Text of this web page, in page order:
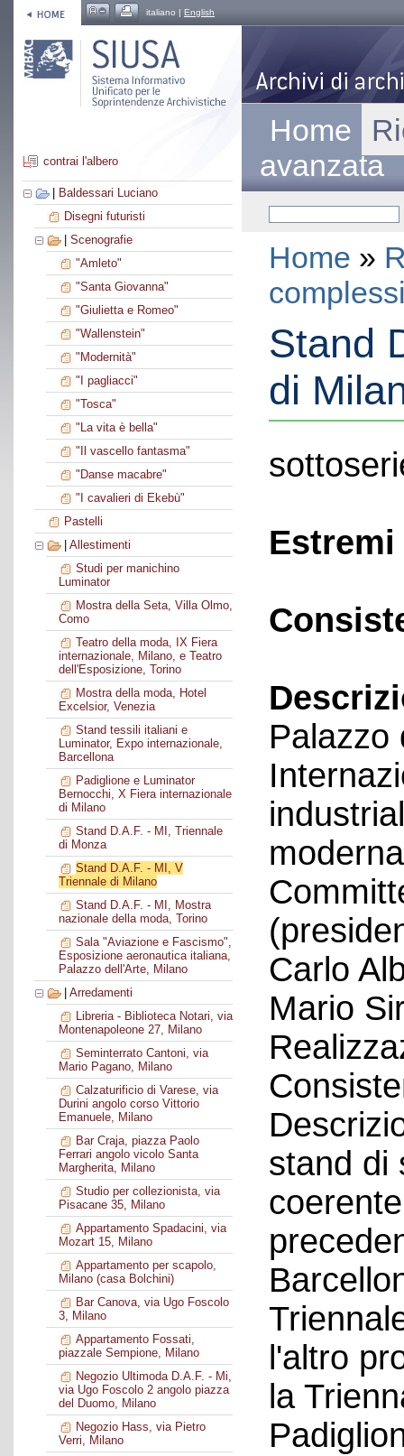
italiano | English
contrai l'albero
Baldessari Luciano
Disegni futuristi
Scenografie
"Amleto"
"Santa Giovanna"
"Giulietta e Romeo"
"Wallenstein"
"Modernità"
"I pagliacci"
"Tosca"
"La vita è bella"
"Il vascello fantasma"
"Danse macabre"
"I cavalieri di Ekebù"
Pastelli
Allestimenti
Studi per manichino
Luminator
Mostra della Seta, Villa Olmo,
Como
Teatro della moda, IX Fiera
internazionale, Milano, e Teatro
dell'Esposizione, Torino
Mostra della moda, Hotel
Excelsior, Venezia
Stand tessili italiani e
Luminator, Expo internazionale,
Barcellona
Padiglione e Luminator
Bernocchi, X Fiera internazionale
di Milano
Stand D.A.F. - MI, Triennale
di Monza
Stand D.A.F. - MI, V
Triennale di Milano
Stand D.A.F. - MI, Mostra
nazionale della moda, Torino
Sala "Aviazione e Fascismo",
Esposizione aeronautica italiana,
Palazzo dell'Arte, Milano
Arredamenti
Libreria - Biblioteca Notari, via
Montenapoleone 27, Milano
Seminterrato Cantoni, via
Mario Pagano, Milano
Calzaturificio di Varese, via
Durini angolo corso Vittorio
Emanuele, Milano
Bar Craja, piazza Paolo
Ferrari angolo vicolo Santa
Margherita, Milano
Studio per collezionista, via
Pisacane 35, Milano
Appartamento Spadacini, via
Mozart 15, Milano
Appartamento per scapolo,
Milano (casa Bolchini)
Bar Canova, via Ugo Foscolo
3, Milano
Appartamento Fossati,
piazzale Sempione, Milano
Negozio Ultimoda D.A.F. - Mi,
via Ugo Foscolo 2 angolo piazza
del Duomo, Milano
Negozio Hass, via Pietro
Verri, Milano
Home
avanzata
Home »
Stand
di
Palazzo
Carlo
Mario
stand di
l'altro
la